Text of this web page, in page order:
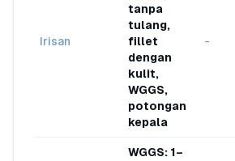
Irisan
tanpa
tulang,
fillet
dengan
kulit,
WGGS,
potongan
kepala
-
WGGS: 1–